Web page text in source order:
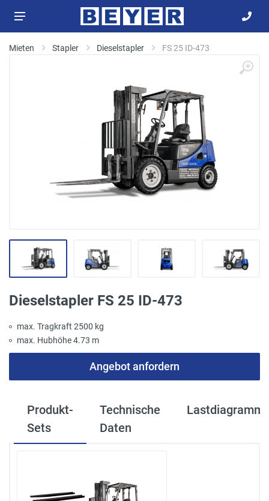
Mieten Stapler Dieselstapler FS 25 ID-473
Dieselstapler FS 25 ID-473
max. Tragkraft 2500 kg
max. Hubhöhe 4.73 m
Angebot anfordern
Produkt-
Sets
Technische
Daten